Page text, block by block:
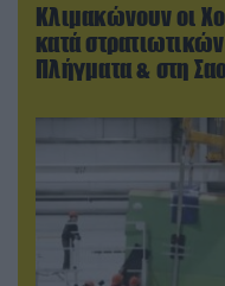
Κλιμακώνουν οι
κατά
Πλήγματα & στη